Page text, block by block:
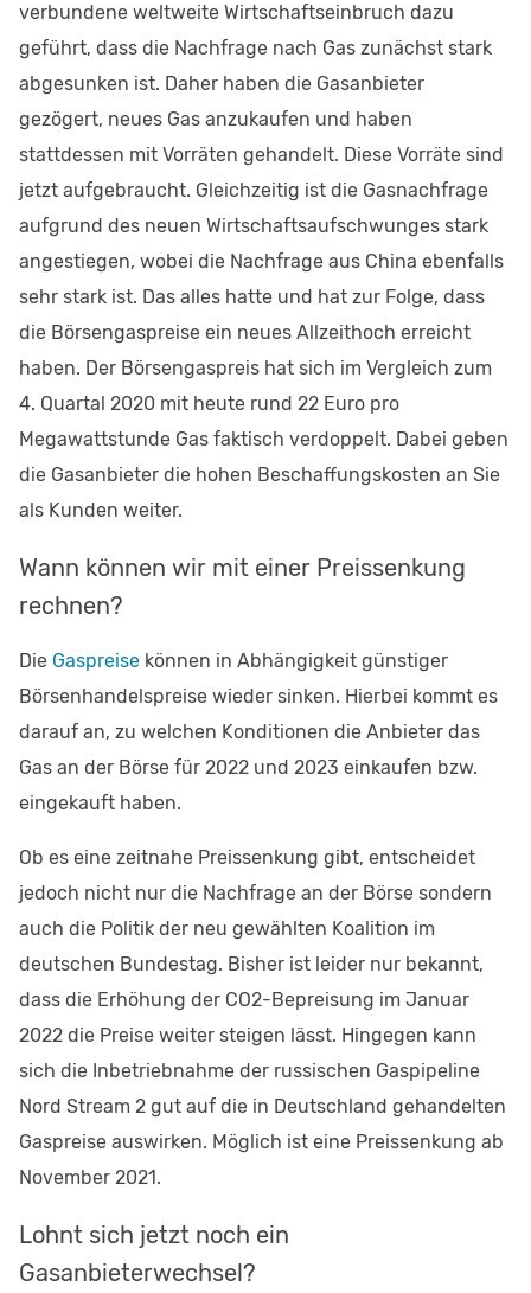
verbundene weltweite Wirtschaftseinbruch dazu
geführt, dass die Nachfrage nach Gas zunächst stark
abgesunken ist. Daher haben die Gasanbieter
gezögert, neues Gas anzukaufen und haben
stattdessen mit Vorräten gehandelt. Diese Vorräte sind
jetzt aufgebraucht. Gleichzeitig ist die Gasnachfrage
aufgrund des neuen Wirtschaftsaufschwunges stark
angestiegen, wobei die Nachfrage aus China ebenfalls
sehr stark ist. Das alles hatte und hat zur Folge, dass
die Börsengaspreise ein neues Allzeithoch erreicht
haben. Der Börsengaspreis hat sich im Vergleich zum
4. Quartal 2020 mit heute rund 22 Euro pro
Megawattstunde Gas faktisch verdoppelt. Dabei geben
die Gasanbieter die hohen Beschaffungskosten an Sie
als Kunden weiter.
Wann können wir mit einer Preissenkung
rechnen?
Die Gaspreise können in Abhängigkeit günstiger
Börsenhandelspreise wieder sinken. Hierbei kommt es
darauf an, zu welchen Konditionen die Anbieter das
Gas an der Börse für 2022 und 2023 einkaufen bzw.
eingekauft haben.
Ob es eine zeitnahe Preissenkung gibt, entscheidet
jedoch nicht nur die Nachfrage an der Börse sondern
auch die Politik der neu gewählten Koalition im
deutschen Bundestag. Bisher ist leider nur bekannt,
dass die Erhöhung der CO2-Bepreisung im Januar
2022 die Preise weiter steigen lässt. Hingegen kann
sich die Inbetriebnahme der russischen Gaspipeline
Nord Stream 2 gut auf die in Deutschland gehandelten
Gaspreise auswirken. Möglich ist eine Preissenkung ab
November 2021.
Lohnt sich jetzt noch ein
Gasanbieterwechsel?